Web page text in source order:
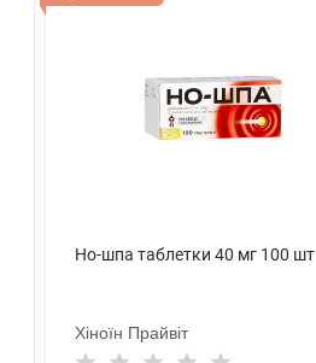
Но-шпа таблетки 40 мг 100 шт
Хіноїн Прайвіт